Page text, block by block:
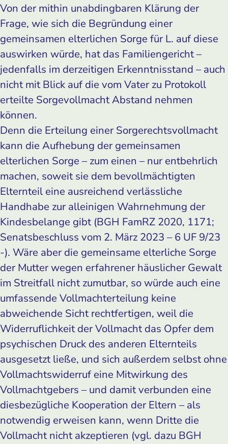
Von der mithin unabdingbaren Klärung der
Frage, wie sich die Begründung einer
gemeinsamen elterlichen Sorge für L. auf diese
auswirken würde, hat das Familiengericht –
jedenfalls im derzeitigen Erkenntnisstand – auch
nicht mit Blick auf die vom Vater zu Protokoll
erteilte Sorgevollmacht Abstand nehmen
können.
Denn die Erteilung einer Sorgerechtsvollmacht
kann die Aufhebung der gemeinsamen
elterlichen Sorge – zum einen – nur entbehrlich
machen, soweit sie dem bevollmächtigten
Elternteil eine ausreichend verlässliche
Handhabe zur alleinigen Wahrnehmung der
Kindesbelange gibt (BGH FamRZ 2020, 1171;
Senatsbeschluss vom 2. März 2023 – 6 UF 9/23
-). Wäre aber die gemeinsame elterliche Sorge
der Mutter wegen erfahrener häuslicher Gewalt
im Streitfall nicht zumutbar, so würde auch eine
umfassende Vollmachterteilung keine
abweichende Sicht rechtfertigen, weil die
Widerruflichkeit der Vollmacht das Opfer dem
psychischen Druck des anderen Elternteils
ausgesetzt ließe, und sich außerdem selbst ohne
Vollmachtswiderruf eine Mitwirkung des
Vollmachtgebers – und damit verbunden eine
diesbezügliche Kooperation der Eltern – als
notwendig erweisen kann, wenn Dritte die
Vollmacht nicht akzeptieren (vgl. dazu BGH